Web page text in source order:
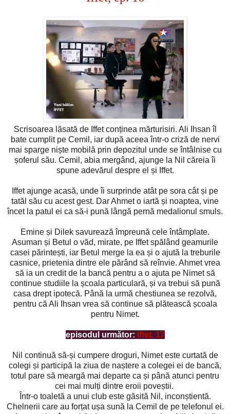
Scrisoarea lăsată de Iffet conținea mărturisiri. Ali Ihsan îl
bate cumplit pe Cemil, iar după aceea într-o criză de nervi
mai sparge niște mobilă prin depozitul unde se întâlnise cu
șoferul său. Cemil, abia mergând, ajunge la Nil căreia îi
spune adevărul despre el și Iffet.
Iffet ajunge acasă, unde îi surprinde atât pe sora cât și pe
tatăl său cu acest gest. Dar Ahmet o iartă și noaptea, vine
încet la patul ei ca să-i pună lângă pernă medalionul smuls.
Emine și Dilek savurează împreună cele întâmplate.
Asuman și Betul o văd, mirate, pe Iffet spălând geamurile
casei părintești, iar Betul merge la ea și o ajută la treburile
casnice, prietenia dintre ele părând să reînvie. Ahmet vrea
să ia un credit de la bancă pentru a o ajuta pe Nimet să
continue studiile la școala particulară, și va trebui să pună
casa drept ipotecă. Până la urmă chestiunea se rezolvă,
pentru că Ali Ihsan vrea să continue să plătească școala
pentru Nimet.
episodul următor: Iffet, 17
Nil continuă să-și cumpere droguri, Nimet este curtată de
colegi și participă la ziua de naștere a colegei ei de bancă,
totul pare să meargă mai departe ca și până atunci pentru
cei mai mulți dintre eroii poveștii.
Într-o toaletă a unui club este găsită Nil, inconștientă.
Chelnerii care au forțat ușa sună la Cemil de pe telefonul ei.